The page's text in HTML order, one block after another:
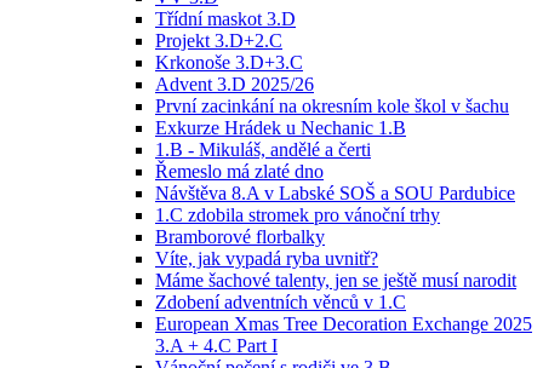
Třídní maskot 3.D
Projekt 3.D+2.C
Krkonoše 3.D+3.C
Advent 3.D 2025/26
První zacinkání na okresním kole škol v šachu
Exkurze Hrádek u Nechanic 1.B
1.B - Mikuláš, andělé a čerti
Řemeslo má zlaté dno
Návštěva 8.A v Labské SOŠ a SOU Pardubice
1.C zdobila stromek pro vánoční trhy
Bramborové florbalky
Víte, jak vypadá ryba uvnitř?
Máme šachové talenty, jen se ještě musí narodit
Zdobení adventních věnců v 1.C
European Xmas Tree Decoration Exchange 2025
3.A + 4.C Part I